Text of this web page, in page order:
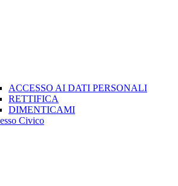
ACCESSO AI DATI PERSONALI
RETTIFICA
DIMENTICAMI
Civico